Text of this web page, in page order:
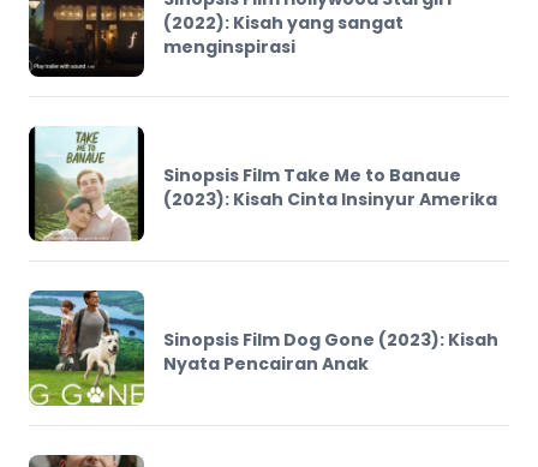
(2022): Kisah yang sangat
menginspirasi
Sinopsis Film Take Me to Banaue
(2023): Kisah Cinta Insinyur Amerika
Sinopsis Film Dog Gone (2023): Kisah
Nyata Pencairan Anak